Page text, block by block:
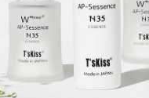
様へ